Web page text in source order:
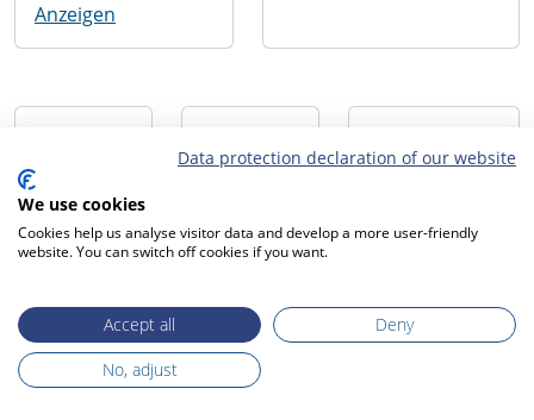
Anzeigen
Data protection declaration of our website
We use cookies
Cookies help us analyse visitor data and develop a more user-friendly
website. You can switch off cookies if you want.
Accept all
Deny
No, adjust